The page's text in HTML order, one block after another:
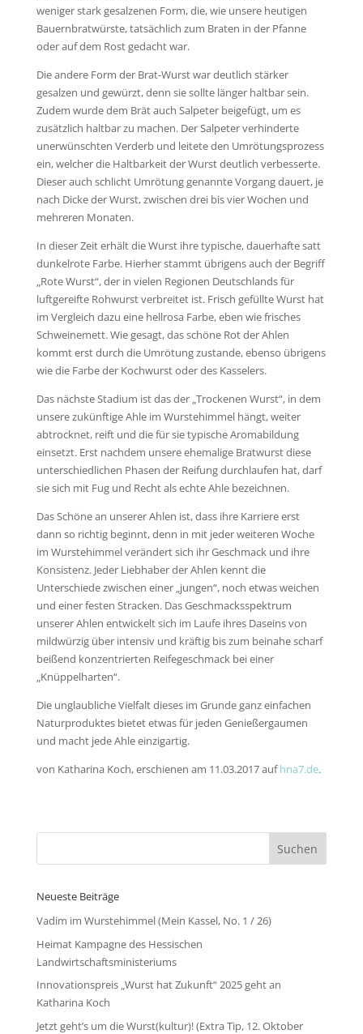
weniger stark gesalzenen Form, die, wie unsere heutigen
Bauernbratwürste, tatsächlich zum Braten in der Pfanne
oder auf dem Rost gedacht war.
Die andere Form der Brat-Wurst war deutlich stärker
gesalzen und gewürzt, denn sie sollte länger haltbar sein.
Zudem wurde dem Brät auch Salpeter beigefügt, um es
zusätzlich haltbar zu machen. Der Salpeter verhinderte
unerwünschten Verderb und leitete den Umrötungsprozess
ein, welcher die Haltbarkeit der Wurst deutlich verbesserte.
Dieser auch schlicht Umrötung genannte Vorgang dauert, je
nach Dicke der Wurst, zwischen drei bis vier Wochen und
mehreren Monaten.
In dieser Zeit erhält die Wurst ihre typische, dauerhafte satt
dunkelrote Farbe. Hierher stammt übrigens auch der Begriff
„Rote Wurst“, der in vielen Regionen Deutschlands für
luftgereifte Rohwurst verbreitet ist. Frisch gefüllte Wurst hat
im Vergleich dazu eine hellrosa Farbe, eben wie frisches
Schweinemett. Wie gesagt, das schöne Rot der Ahlen
kommt erst durch die Umrötung zustande, ebenso übrigens
wie die Farbe der Kochwurst oder des Kasselers.
Das nächste Stadium ist das der „Trockenen Wurst“, in dem
unsere zukünftige Ahle im Wurstehimmel hängt, weiter
abtrocknet, reift und die für sie typische Aromabildung
einsetzt. Erst nachdem unsere ehemalige Bratwurst diese
unterschiedlichen Phasen der Reifung durchlaufen hat, darf
sie sich mit Fug und Recht als echte Ahle bezeichnen.
Das Schöne an unserer Ahlen ist, dass ihre Karriere erst
dann so richtig beginnt, denn in mit jeder weiteren Woche
im Wurstehimmel verändert sich ihr Geschmack und ihre
Konsistenz. Jeder Liebhaber der Ahlen kennt die
Unterschiede zwischen einer „jungen“, noch etwas weichen
und einer festen Stracken. Das Geschmacksspektrum
unserer Ahlen entwickelt sich im Laufe ihres Daseins von
mildwürzig über intensiv und kräftig bis zum beinahe scharf
beißend konzentrierten Reifegeschmack bei einer
„Knüppelharten“.
Die unglaubliche Vielfalt dieses im Grunde ganz einfachen
Naturproduktes bietet etwas für jeden Genießergaumen
und macht jede Ahle einzigartig.
von Katharina Koch, erschienen am 11.03.2017 aufhna7.de.
Neueste Beiträge
Vadim im Wurstehimmel (Mein Kassel, No. 1 / 26)
Heimat Kampagne des Hessischen
Landwirtschaftsministeriums
Innovationspreis „Wurst hat Zukunft“ 2025 geht an
Katharina Koch
Jetzt geht’s um die Wurst(kultur)! (Extra Tip, 12. Oktober